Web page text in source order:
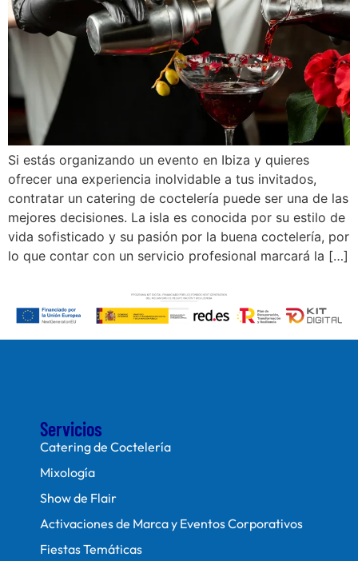
Si estás organizando un evento en Ibiza y quieres
ofrecer una experiencia inolvidable a tus invitados,
contratar un catering de coctelería puede ser una de las
mejores decisiones. La isla es conocida por su estilo de
vida sofisticado y su pasión por la buena coctelería, por
lo que contar con un servicio profesional marcará la […]
Servicios
Catering de Coctelería
Mixología
Show de Flair
Activaciones de Marca y Eventos Corporativos
Fiestas Temáticas